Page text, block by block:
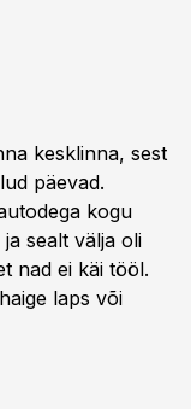
kesklinna, sest
päevad.
kogu
sealt välja oli
nad ei käi tööl.
laps või